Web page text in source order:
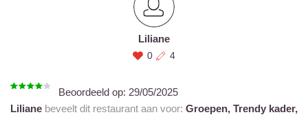
Liliane
0 4
Beoordeeld op: 29/05/2025
Liliane beveelt dit restaurant aan voor: Groepen, Trendy kader,